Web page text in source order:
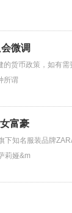
微调
币政策，如有需
所谓
富豪
知名服装品牌
莉娅&m